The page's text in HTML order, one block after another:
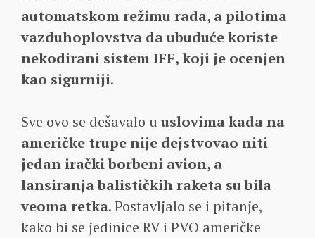
automatskom režimu rada, a pilotima
vazduhoplovstva da ubuduće koriste
nekodirani sistem IFF, koji je ocenjen
kao sigurniji.
Sve ovo se dešavalo u uslovima kada na
američke trupe nije dejstvovao niti
jedan irački borbeni avion, a
lansiranja balističkih raketa su bila
veoma retka. Postavljalo se i pitanje,
kako bi se jedinice RV i PVO američke